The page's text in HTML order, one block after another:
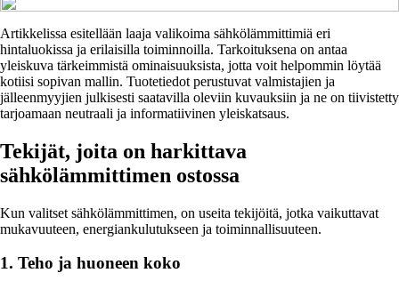
Artikkelissa esitellään laaja valikoima sähkölämmittimiä eri
hintaluokissa ja erilaisilla toiminnoilla. Tarkoituksena on antaa
yleiskuva tärkeimmistä ominaisuuksista, jotta voit helpommin löytää
kotiisi sopivan mallin. Tuotetiedot perustuvat valmistajien ja
jälleenmyyjien julkisesti saatavilla oleviin kuvauksiin ja ne on tiivistetty
tarjoamaan neutraali ja informatiivinen yleiskatsaus.
Tekijät, joita on harkittava
sähkölämmittimen ostossa
Kun valitset sähkölämmittimen, on useita tekijöitä, jotka vaikuttavat
mukavuuteen, energiankulutukseen ja toiminnallisuuteen.
1. Teho ja huoneen koko